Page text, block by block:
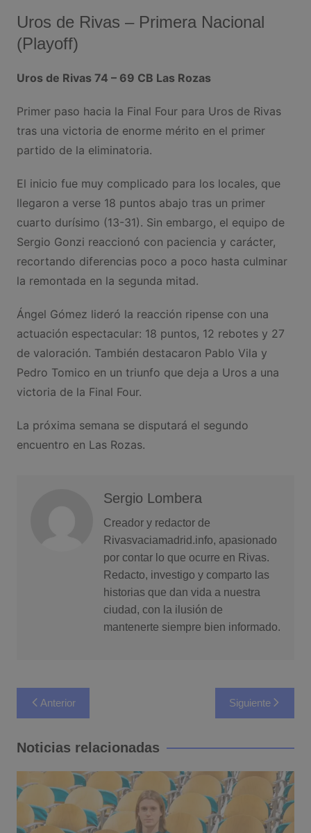
Uros de Rivas – Primera Nacional
(Playoff)
Uros de Rivas 74 – 69 CB Las Rozas
Primer paso hacia la Final Four para Uros de Rivas
tras una victoria de enorme mérito en el primer
partido de la eliminatoria.
El inicio fue muy complicado para los locales, que
llegaron a verse 18 puntos abajo tras un primer
cuarto durísimo (13-31). Sin embargo, el equipo de
Sergio Gonzi reaccionó con paciencia y carácter,
recortando diferencias poco a poco hasta culminar
la remontada en la segunda mitad.
Ángel Gómez lideró la reacción ripense con una
actuación espectacular: 18 puntos, 12 rebotes y 27
de valoración. También destacaron Pablo Vila y
Pedro Tomico en un triunfo que deja a Uros a una
victoria de la Final Four.
La próxima semana se disputará el segundo
encuentro en Las Rozas.
Sergio Lombera
Creador y redactor de
Rivasvaciamadrid.info, apasionado
por contar lo que ocurre en Rivas.
Redacto, investigo y comparto las
historias que dan vida a nuestra
ciudad, con la ilusión de
mantenerte siempre bien informado.
Navegación
de
entradas
Anterior Siguiente
Noticias relacionadas